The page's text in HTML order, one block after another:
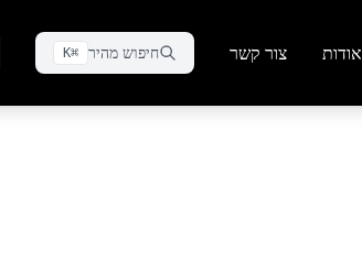
אודות צור קשר חיפוש מהיר ⌘
K